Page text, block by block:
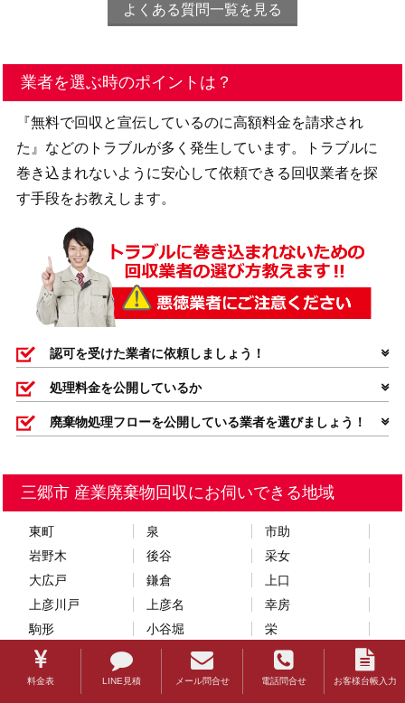
料金表 LINE見積 メール問合せ 電話問合せ お客様台帳入力
よくある質問一覧を見る
業者を選ぶ時のポイントは？
『無料で回収と宣伝しているのに高額料金を請求され
た』などのトラブルが多く発生しています。トラブルに
巻き込まれないように安心して依頼できる回収業者を探
す手段をお教えします。
認可を受けた業者に依頼しましょう！
処理料金を公開しているか
廃棄物処理フローを公開している業者を選びましょう！
三郷市 産業廃棄物回収にお伺いできる地域
東町 泉
市助
岩野木
後谷
采女
大広戸
鎌倉
上口
上彦川戸
上彦名
幸房
駒形
小谷堀
栄
笹塚
さつき平
新三郷ららシティ
新和
高州